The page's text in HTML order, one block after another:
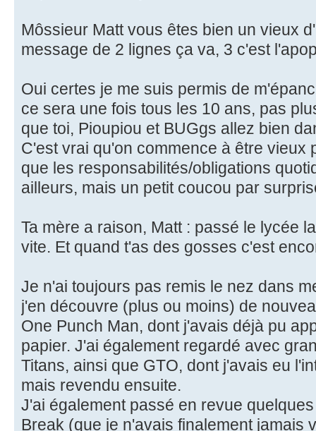
Môssieur Matt vous êtes bien un vieux
message de 2 lignes ça va, 3 c'est
Oui certes je me suis permis de
ce sera une fois tous les 10 ans, pas
que toi, Pioupiou et BUGgs allez bien
C'est vrai qu'on commence à être vieux
que les responsabilités/obligations
ailleurs, mais un petit coucou par
Ta mère a raison, Matt : passé le lycée
vite. Et quand t'as des gosses c'est
Je n'ai toujours pas remis le nez dans
j'en découvre (plus ou moins) de
One Punch Man, dont j'avais déjà pu
papier. J'ai également regardé avec
Titans, ainsi que GTO, dont j'avais eu
mais revendu ensuite.
J'ai également passé en revue
Break (que je n'avais finalement jamais